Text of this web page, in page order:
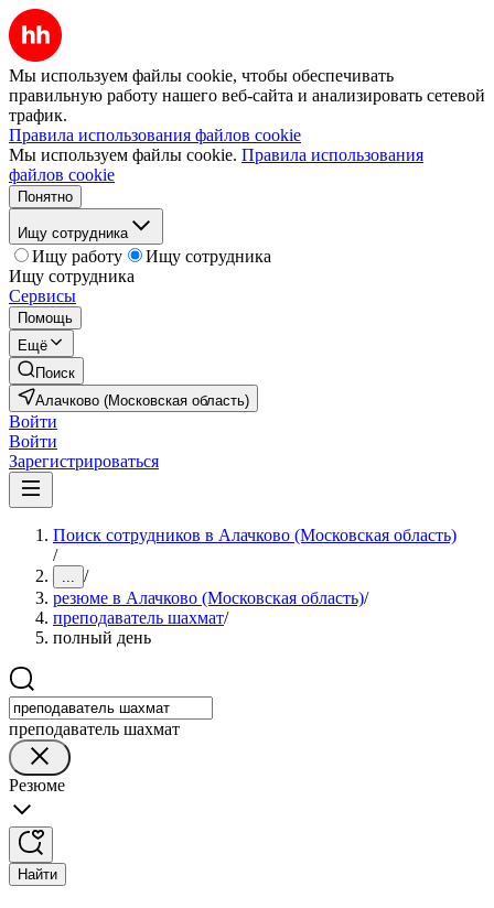
Мы используем файлы cookie, чтобы обеспечивать
правильную работу нашего веб-сайта и анализировать сетевой
трафик.
Правила использования файлов cookie
Мы используем файлы cookie. Правила использования
файлов cookie
Понятно
Ищу сотрудника
Ищу работу
Ищу сотрудника
Ищу сотрудника
Сервисы
Помощь
Ещё
Поиск
Алачково (Московская область)
Войти
Войти
Зарегистрироваться
Поиск сотрудников в Алачково (Московская область)
/
... /
резюме в Алачково (Московская область)/
преподаватель шахмат/
полный день
преподаватель шахмат
Резюме
Найти